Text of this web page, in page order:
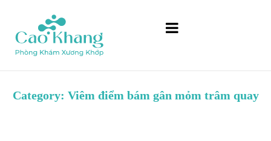
Category: Viêm điểm bám gân mỏm trâm quay